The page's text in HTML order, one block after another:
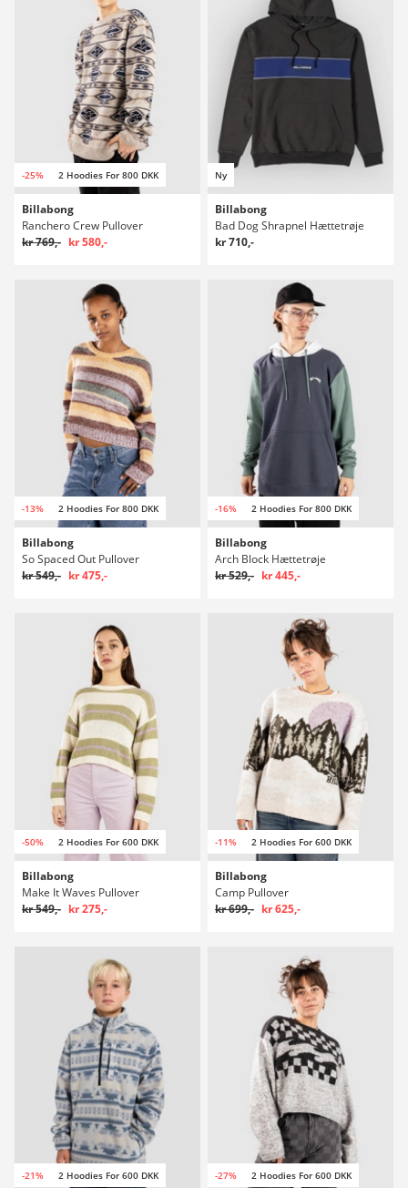
-25% 2 Hoodies For 800 DKK
Billabong
Ranchero Crew Pullover
kr 769,- kr 580,-
Ny
Billabong
Bad Dog Shrapnel Hættetrøje
kr 710,-
-13% 2 Hoodies For 800 DKK
Billabong
So Spaced Out Pullover
kr 549,- kr 475,-
-16% 2 Hoodies For 800 DKK
Billabong
Arch Block Hættetrøje
kr 529,- kr 445,-
-50% 2 Hoodies For 600 DKK
Billabong
Make It Waves Pullover
kr 549,- kr 275,-
-11% 2 Hoodies For 600 DKK
Billabong
Camp Pullover
kr 699,- kr 625,-
-21% 2 Hoodies For 600 DKK -27% 2 Hoodies For 600 DKK